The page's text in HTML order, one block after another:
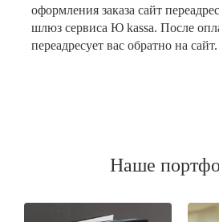
оформления заказа сайт
шлюз сервиса Ю kassa. После
переадресует вас обратно на сайт.
Наше